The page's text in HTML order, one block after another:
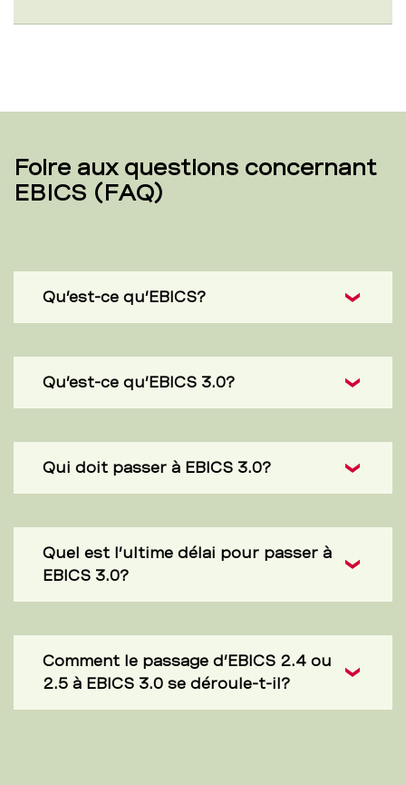
Foire aux questions concernant
EBICS (FAQ)
Qu’est-ce qu’EBICS?
Qu’est-ce qu’EBICS 3.0?
Qui doit passer à EBICS 3.0?
Quel est l’ultime délai pour passer à
EBICS 3.0?
Comment le passage d’EBICS 2.4 ou
2.5 à EBICS 3.0 se déroule-t-il?